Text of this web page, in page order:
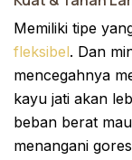
Memiliki tipe
fleksibel. Dan
mencegahnya
kayu jati akan
beban berat
menangani